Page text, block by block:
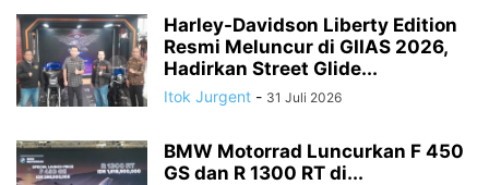
Harley-Davidson Liberty Edition
Resmi Meluncur di GIIAS 2026,
Hadirkan Street Glide...
Itok Jurgent - 31 Juli 2026
BMW Motorrad Luncurkan F 450
GS dan R 1300 RT di...